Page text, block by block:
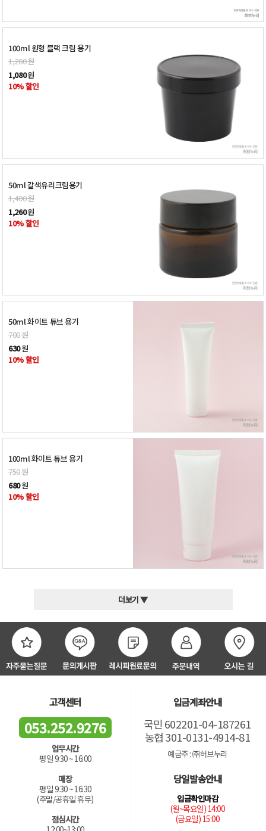
100ml 원형 블랙 크림 용기
1,200원
1,080원
10% 할인
50ml 갈색유리크림용기
1,400원
1,260원
10% 할인
50ml 화이트 튜브 용기
700원
630원
10% 할인
100ml 화이트 튜브 용기
750원
680원
10% 할인
더보기 ▼
고객센터
053.252.9276
업무시간
평일 9:30 ~ 16:00
매장
평일 9:30 ~ 16:30
(주말/공휴일 휴무)
점심시간
입금계좌안내
국민 602201-04-187261
농협 301-0131-4914-81
예금주 : ㈜허브누리
당일발송안내
입금확인마감
(월~목요일) 14:00
(금요일) 15:00